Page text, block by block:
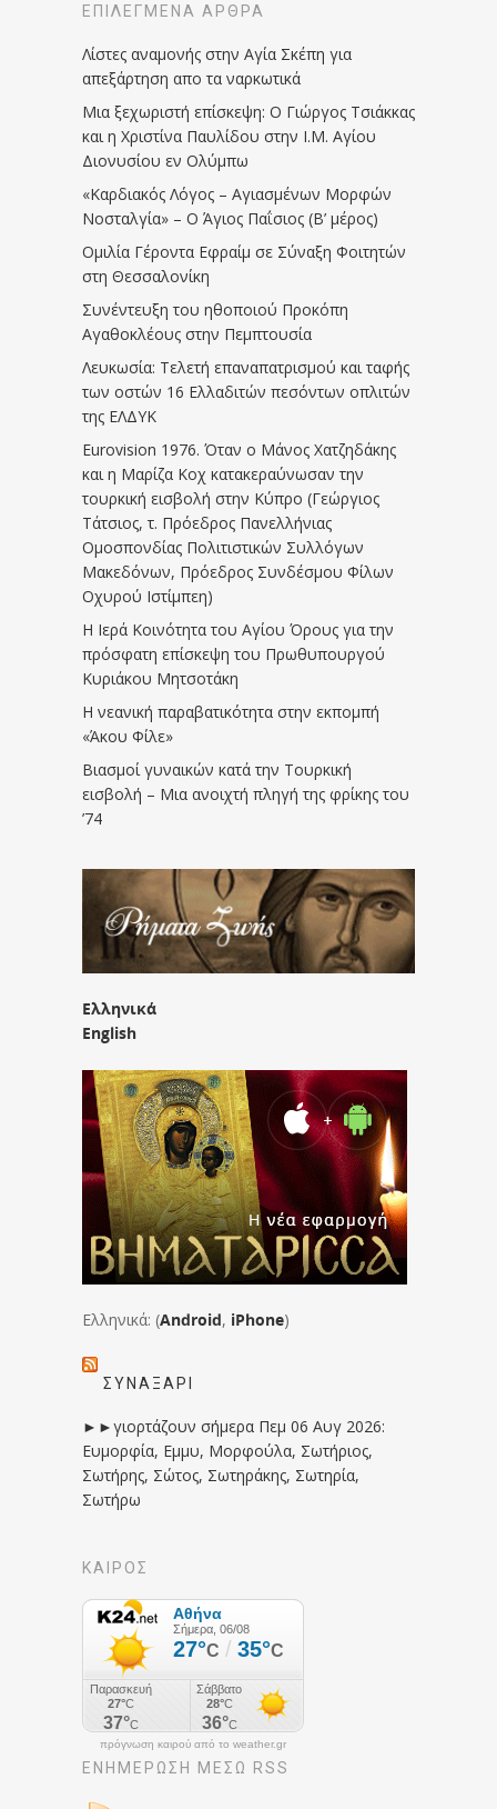
ΕΠΙΛΕΓΜΈΝΑ ΆΡΘΡΑ
Λίστες αναμονής στην Αγία Σκέπη για
απεξάρτηση απο τα ναρκωτικά
Μια ξεχωριστή επίσκεψη: Ο Γιώργος Τσιάκκας
και η Χριστίνα Παυλίδου στην Ι.Μ. Αγίου
Διονυσίου εν Ολύμπω
«Καρδιακός Λόγος – Αγιασμένων Μορφών
Νοσταλγία» – Ο Άγιος Παΐσιος (Β’ μέρος)
Ομιλία Γέροντα Εφραίμ σε Σύναξη Φοιτητών
στη Θεσσαλονίκη
Συνέντευξη του ηθοποιού Προκόπη
Αγαθοκλέους στην Πεμπτουσία
Λευκωσία: Τελετή επαναπατρισμού και ταφής
των οστών 16 Ελλαδιτών πεσόντων οπλιτών
της ΕΛΔΥΚ
Eurovision 1976. Όταν ο Μάνος Χατζηδάκης
και η Μαρίζα Κοχ κατακεραύνωσαν την
τουρκική εισβολή στην Κύπρο (Γεώργιος
Τάτσιος, τ. Πρόεδρος Πανελλήνιας
Ομοσπονδίας Πολιτιστικών Συλλόγων
Μακεδόνων, Πρόεδρος Συνδέσμου Φίλων
Οχυρού Ιστίμπεη)
Η Ιερά Κοινότητα του Αγίου Όρους για την
πρόσφατη επίσκεψη του Πρωθυπουργού
Κυριάκου Μητσοτάκη
Η νεανική παραβατικότητα στην εκπομπή
«Άκου Φίλε»
Βιασμοί γυναικών κατά την Τουρκική
εισβολή – Μια ανοιχτή πληγή της φρίκης του
’74
Ελληνικά
English
Ελληνικά: (Android, iPhone)
ΣΥΝΑΞΆΡΙ
►►γιορτάζουν σήμερα Πεμ 06 Αυγ 2026:
Ευμορφία, Εμμυ, Μορφούλα, Σωτήριος,
Σωτήρης, Σώτος, Σωτηράκης, Σωτηρία,
Σωτήρω
ΚΑΙΡΟΣ
πρόγνωση καιρού από το weather.gr
ΕΝΗΜΈΡΩΣΉ ΜΕΣΩ RSS